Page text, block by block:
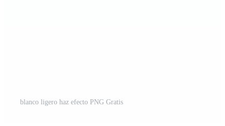
blanco ligero haz efecto PNG Gratis